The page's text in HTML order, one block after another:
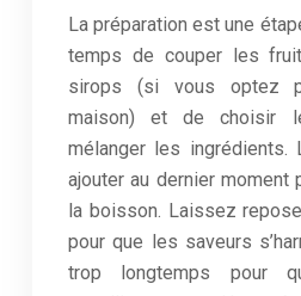
La préparation est une
temps de couper les
sirops (si vous optez
maison) et de choisir
mélanger les ingrédients.
ajouter au dernier moment
la boisson. Laissez
pour que les saveurs
trop longtemps pour